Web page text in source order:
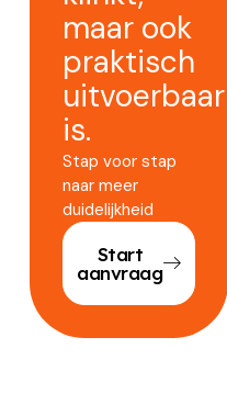
maar ook
praktisch
uitvoerbaar
is.
Stap voor stap
naar meer
duidelijkheid
Start
aanvraag